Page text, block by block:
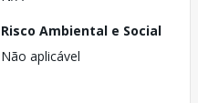
Risco Ambiental e Social
Não aplicável